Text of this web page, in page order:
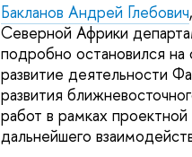
Бакланов Андрей Глебович
Северной Африки
подробно остановился
развитие деятельности
развития
работ в рамках
дальнейшего